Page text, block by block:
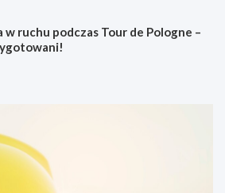
ruchu podczas Tour de Pologne –